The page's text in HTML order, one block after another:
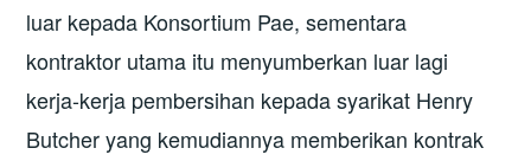
luar kepada Konsortium Pae, sementara
kontraktor utama itu menyumberkan luar lagi
kerja-kerja pembersihan kepada syarikat Henry
Butcher yang kemudiannya memberikan kontrak